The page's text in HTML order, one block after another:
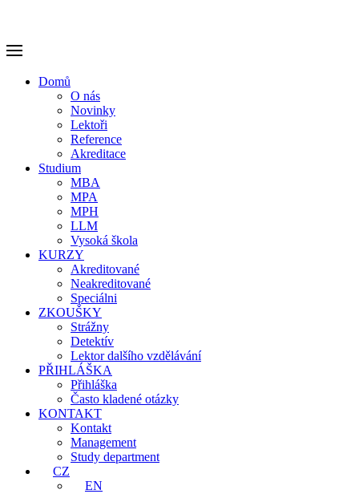
Domů
O nás
Novinky
Lektoři
Reference
Akreditace
Studium
MBA
MPA
MPH
LLM
Vysoká škola
KURZY
Akreditované
Neakreditované
Speciálni
ZKOUŠKY
Strážny
Detektív
Lektor dalšího vzdělávání
PŘIHLÁŠKA
Přihláška
Často kladené otázky
KONTAKT
Kontakt
Management
Study department
CZ
EN